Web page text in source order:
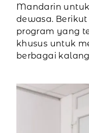
Mandarin
dewasa.
program yang
khusus untuk
berbagai